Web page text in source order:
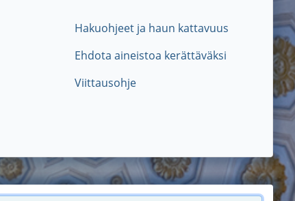
Hakuohjeet ja haun kattavuus
Ehdota aineistoa kerättäväksi
Viittausohje